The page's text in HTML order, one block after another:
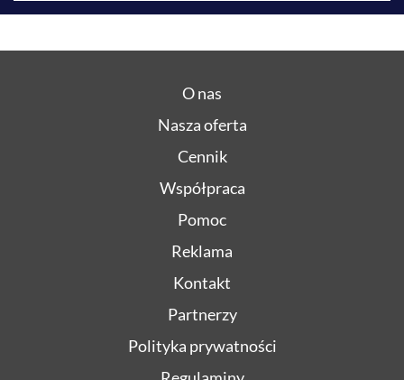
O nas
Nasza oferta
Cennik
Współpraca
Pomoc
Reklama
Kontakt
Partnerzy
Polityka prywatności